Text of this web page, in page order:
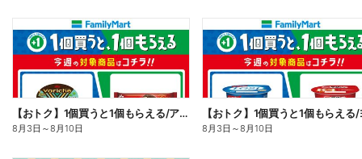
【おトク】1個買うと1個もらえる/アイス
8月3日 ～8月10日 8月3日 ～8月10日